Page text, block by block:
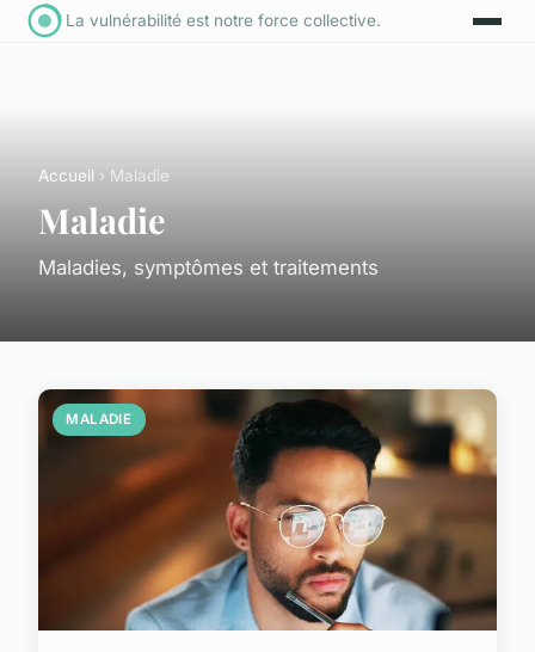
La vulnérabilité est notre force collective.
Accueil › Maladie
Maladie
Maladies, symptômes et traitements
MALADIE